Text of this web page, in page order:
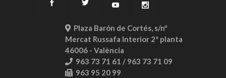
Plaza Barón de Cortés, s/nº
Mercat Russafa Interior 2ª planta
46006 - València
963 73 71 61 / 963 73 71 09
963 95 20 99